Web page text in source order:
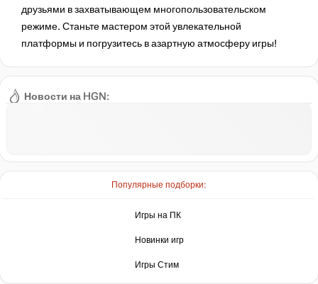
Новости на HGN:
Популярные подборки:
Игры на ПК
Новинки игр
Игры Стим
друзьями в захватывающем многопользовательском
режиме. Станьте мастером этой увлекательной
платформы и погрузитесь в азартную атмосферу игры!